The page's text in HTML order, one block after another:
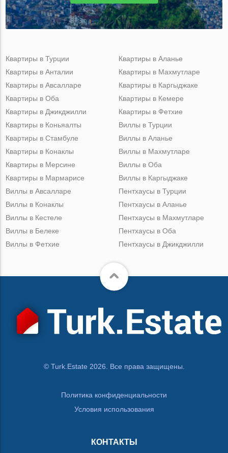
Квартиры в Турции
Квартиры в Анталии
Квартиры в Авсалларе
Квартиры в Оба
Квартиры в Джикджилли
Квартиры в Аланье
Квартиры в Махмутларе
Квартиры в Каргыджаке
Квартиры в Кемере
Квартиры в Фетхие
Квартиры в Коньяалты
Квартиры в Стамбуле
Квартиры в Конаклы
Квартиры в Мерсине
Квартиры в Мармарисе
Виллы в Турции
Виллы в Аланье
Виллы в Махмутларе
Виллы в Оба
Виллы в Каргыджаке
Виллы в Авсалларе
Виллы в Конаклы
Виллы в Кестеле
Виллы в Белеке
Виллы в Фетхие
Пентхаусы в Турции
Пентхаусы в Аланье
Пентхаусы в Махмутларе
Пентхаусы в Оба
Пентхаусы в Джикджилли
© Turk.Estate 2026. Все права защищены.
Политика конфиденциальности
Условия использования
КОНТАКТЫ